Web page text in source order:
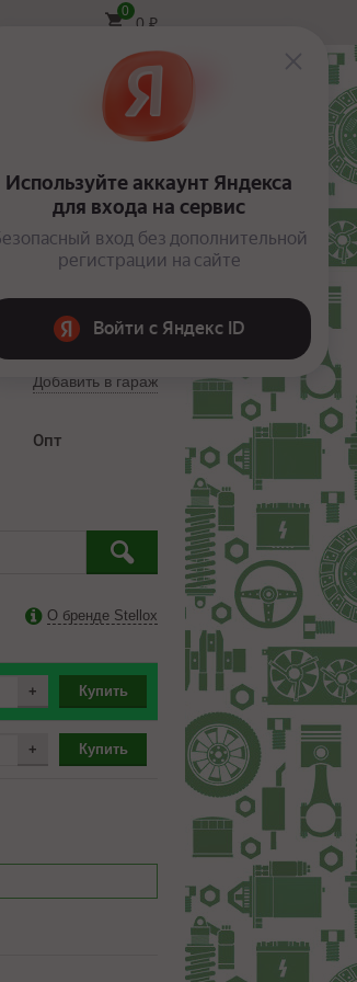
0
0 ₽
Вход
Добавить в гараж
Опт
О бренде Stellox
+ Купить
+ Купить